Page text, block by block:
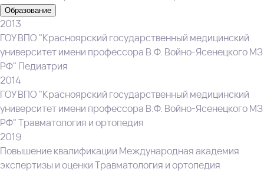
Образование
2013
ГОУ ВПО "Красноярский государственный медицинский
университет имени профессора В.Ф. Войно-Ясенецкого МЗ
РФ" Педиатрия
2014
ГОУ ВПО "Красноярский государственный медицинский
университет имени профессора В.Ф. Войно-Ясенецкого МЗ
РФ" Травматология и ортопедия
2019
Повышение квалификации Международная академия
экспертизы и оценки Травматология и ортопедия